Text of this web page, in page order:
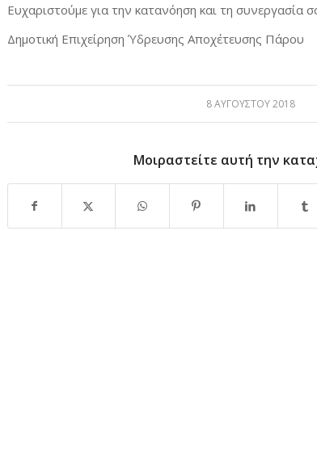
Ευχαριστούμε για την κατανόηση και τη συνεργασία
Δημοτική Επιχείρηση Ύδρευσης Αποχέτευσης Πάρου
8 ΑΥΓΟΎΣΤΟΥ 2018
Μοιραστείτε αυτή την